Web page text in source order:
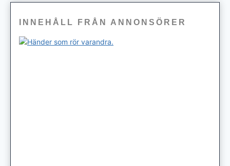
INNEHÅLL FRÅN ANNONSÖRER